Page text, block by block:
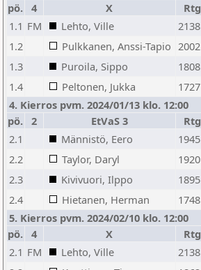
pö. 4 X Rtg
1.1 FM Lehto, Ville 2138
1.2
Pulkkanen, Anssi-Tapio 2002
1.3
Puroila, Sippo 1808
1.4
Peltonen, Jukka 1727
4. Kierros pvm. 2024/01/13 klo. 12:00
pö. 2 EtVaS 3 Rtg
2.1
Männistö, Eero 1945
2.2
Taylor, Daryl 1920
2.3
Kivivuori, Ilppo 1895
2.4
Hietanen, Herman 1748
5. Kierros pvm. 2024/02/10 klo. 12:00
pö. 4 X Rtg
2.1 FM Lehto, Ville 2138